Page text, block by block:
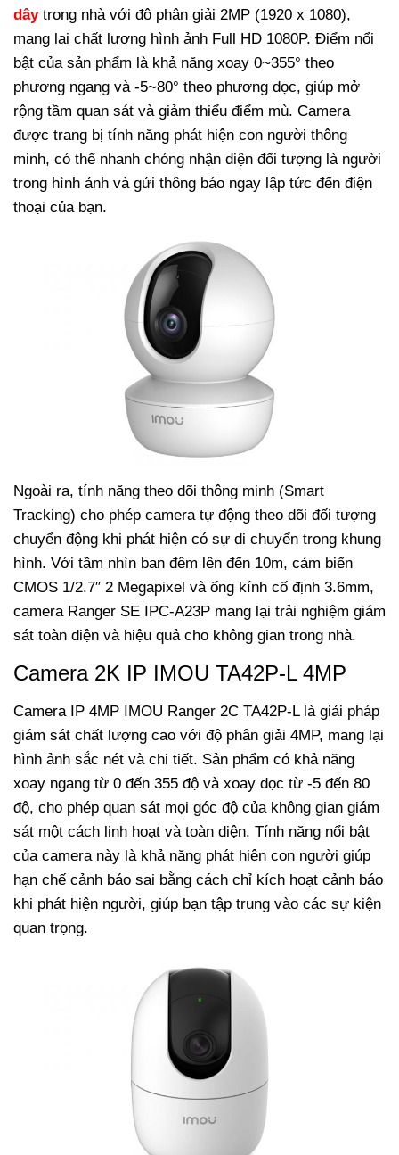
dâytrong nhà với độ phân giải 2MP (1920 x 1080),
mang lại chất lượng hình ảnh Full HD 1080P. Điểm nổi
bật của sản phẩm là khả năng xoay 0~355° theo
phương ngang và -5~80° theo phương dọc, giúp mở
rộng tầm quan sát và giảm thiểu điểm mù. Camera
được trang bị tính năng phát hiện con người thông
minh, có thể nhanh chóng nhận diện đối tượng là người
trong hình ảnh và gửi thông báo ngay lập tức đến điện
thoại của bạn.
Ngoài ra, tính năng theo dõi thông minh (Smart
Tracking) cho phép camera tự động theo dõi đối tượng
chuyển động khi phát hiện có sự di chuyển trong khung
hình. Với tầm nhìn ban đêm lên đến 10m, cảm biến
CMOS 1/2.7″ 2 Megapixel và ống kính cố định 3.6mm,
camera Ranger SE IPC-A23P mang lại trải nghiệm giám
sát toàn diện và hiệu quả cho không gian trong nhà.
Camera 2K IP IMOU TA42P-L 4MP
Camera IP 4MP IMOU Ranger 2C TA42P-L là giải pháp
giám sát chất lượng cao với độ phân giải 4MP, mang lại
hình ảnh sắc nét và chi tiết. Sản phẩm có khả năng
xoay ngang từ 0 đến 355 độ và xoay dọc từ -5 đến 80
độ, cho phép quan sát mọi góc độ của không gian giám
sát một cách linh hoạt và toàn diện. Tính năng nổi bật
của camera này là khả năng phát hiện con người giúp
hạn chế cảnh báo sai bằng cách chỉ kích hoạt cảnh báo
khi phát hiện người, giúp bạn tập trung vào các sự kiện
quan trọng.